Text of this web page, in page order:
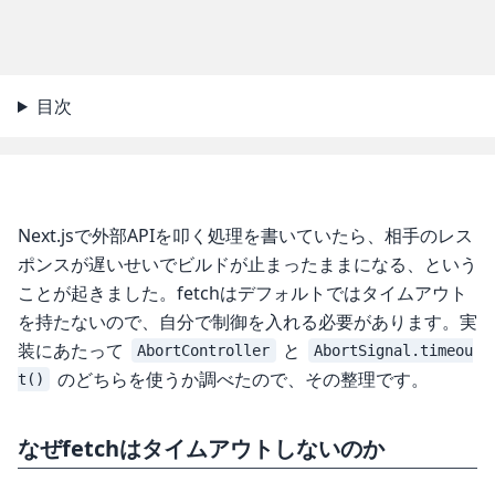
目次
Next.jsで外部APIを叩く処理を書いていたら、相手のレス
ポンスが遅いせいでビルドが止まったままになる、という
ことが起きました。fetchはデフォルトではタイムアウト
を持たないので、自分で制御を入れる必要があります。実
装にあたって
AbortController と
AbortSignal.timeou
t()
のどちらを使うか調べたので、その整理です。
なぜfetchはタイムアウトしないのか